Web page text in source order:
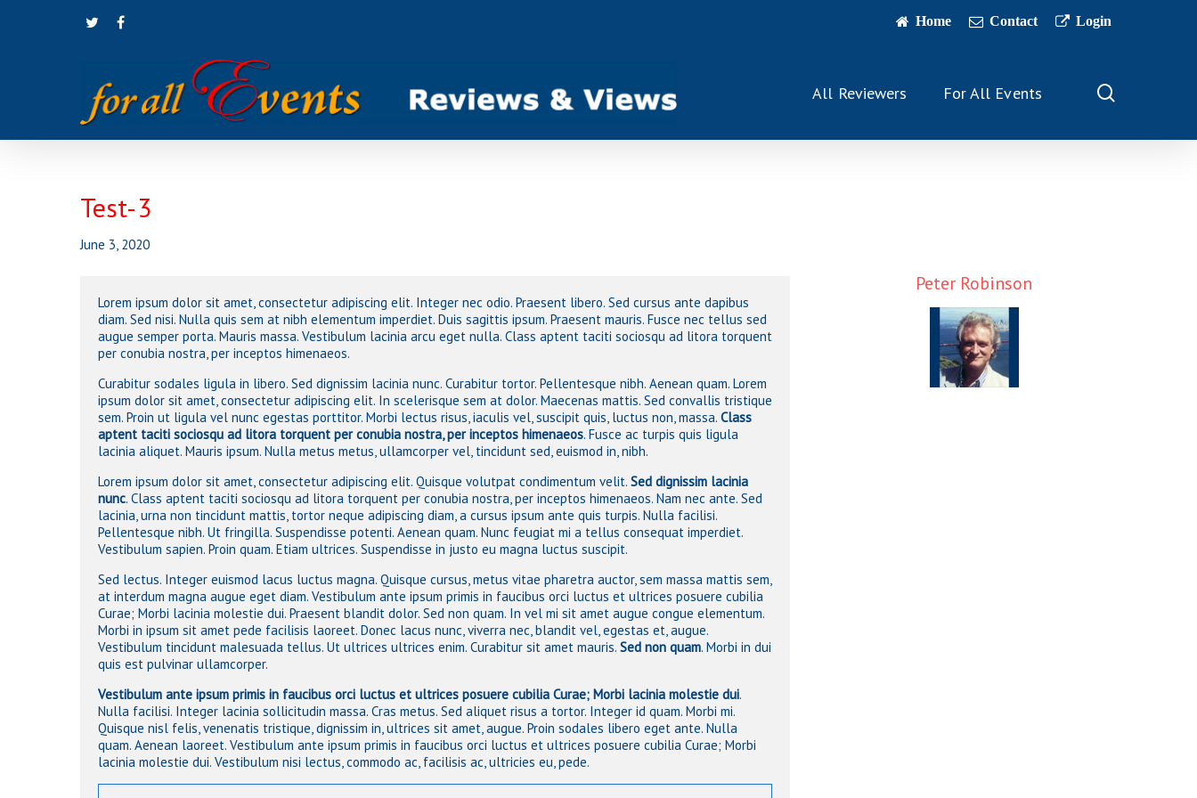
twitterfacebook Home Contact Login
Hit enter to search or ESC to close
All Reviewers For All Events
Test-3
June 3, 2020
Lorem ipsum dolor sit amet, consectetur adipiscing elit. Integer nec odio. Praesent libero. Sed cursus ante dapibus
diam. Sed nisi. Nulla quis sem at nibh elementum imperdiet. Duis sagittis ipsum. Praesent mauris. Fusce nec tellus sed
augue semper porta. Mauris massa. Vestibulum lacinia arcu eget nulla. Class aptent taciti sociosqu ad litora torquent
per conubia nostra, per inceptos himenaeos.
Curabitur sodales ligula in libero. Sed dignissim lacinia nunc. Curabitur tortor. Pellentesque nibh. Aenean quam. Lorem
ipsum dolor sit amet, consectetur adipiscing elit. In scelerisque sem at dolor. Maecenas mattis. Sed convallis tristique
sem. Proin ut ligula vel nunc egestas porttitor. Morbi lectus risus, iaculis vel, suscipit quis, luctus non, massa. Class
aptent taciti sociosqu ad litora torquent per conubia nostra, per inceptos himenaeos. Fusce ac turpis quis ligula
lacinia aliquet. Mauris ipsum. Nulla metus metus, ullamcorper vel, tincidunt sed, euismod in, nibh.
Lorem ipsum dolor sit amet, consectetur adipiscing elit. Quisque volutpat condimentum velit. Sed dignissim lacinia
nunc. Class aptent taciti sociosqu ad litora torquent per conubia nostra, per inceptos himenaeos. Nam nec ante. Sed
lacinia, urna non tincidunt mattis, tortor neque adipiscing diam, a cursus ipsum ante quis turpis. Nulla facilisi.
Pellentesque nibh. Ut fringilla. Suspendisse potenti. Aenean quam. Nunc feugiat mi a tellus consequat imperdiet.
Vestibulum sapien. Proin quam. Etiam ultrices. Suspendisse in justo eu magna luctus suscipit.
Sed lectus. Integer euismod lacus luctus magna. Quisque cursus, metus vitae pharetra auctor, sem massa mattis sem,
at interdum magna augue eget diam. Vestibulum ante ipsum primis in faucibus orci luctus et ultrices posuere cubilia
Curae; Morbi lacinia molestie dui. Praesent blandit dolor. Sed non quam. In vel mi sit amet augue congue elementum.
Morbi in ipsum sit amet pede facilisis laoreet. Donec lacus nunc, viverra nec, blandit vel, egestas et, augue.
Vestibulum tincidunt malesuada tellus. Ut ultrices ultrices enim. Curabitur sit amet mauris. Sed non quam. Morbi in dui
quis est pulvinar ullamcorper.
Vestibulum ante ipsum primis in faucibus orci luctus et ultrices posuere cubilia Curae; Morbi lacinia molestie dui.
Nulla facilisi. Integer lacinia sollicitudin massa. Cras metus. Sed aliquet risus a tortor. Integer id quam. Morbi mi.
Quisque nisl felis, venenatis tristique, dignissim in, ultrices sit amet, augue. Proin sodales libero eget ante. Nulla
quam. Aenean laoreet. Vestibulum ante ipsum primis in faucibus orci luctus et ultrices posuere cubilia Curae; Morbi
lacinia molestie dui. Vestibulum nisi lectus, commodo ac, facilisis ac, ultricies eu, pede.
Peter Robinson